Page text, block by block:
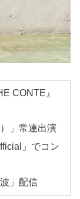
CONTE』
」常連出演
」でコン
」配信